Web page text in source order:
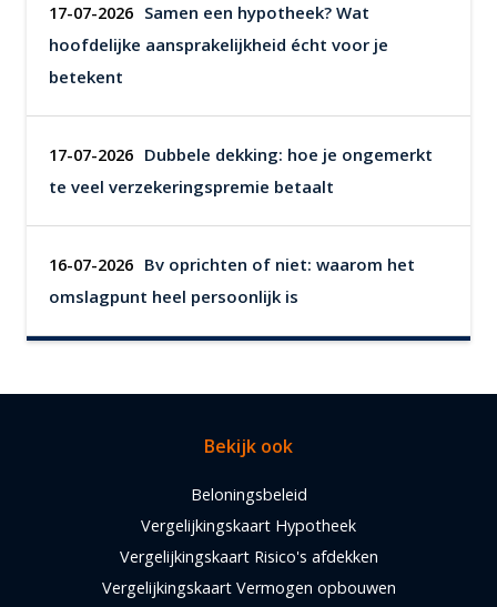
17-07-2026 Samen een hypotheek? Wat
hoofdelijke aansprakelijkheid écht voor je
betekent
17-07-2026 Dubbele dekking: hoe je ongemerkt
te veel verzekeringspremie betaalt
16-07-2026 Bv oprichten of niet: waarom het
omslagpunt heel persoonlijk is
Bekijk ook
Beloningsbeleid
Vergelijkingskaart Hypotheek
Vergelijkingskaart Risico's afdekken
Vergelijkingskaart Vermogen opbouwen